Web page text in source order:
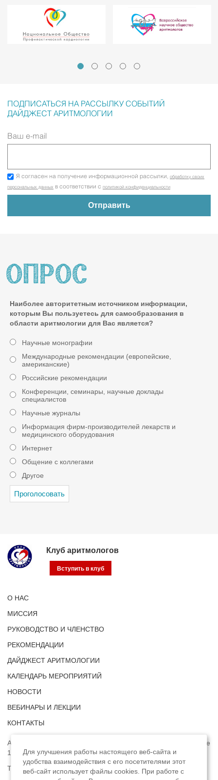
ПОДПИСАТЬСЯ НА РАССЫЛКУ СОБЫТИЙ
ДАЙДЖЕСТ АРИТМОЛОГИИ
Ваш e-mail
Я согласен на получение информационной рассылки, обработку своих
персональных данных в соответствии с политикой конфиденциальности
Наиболее авторитетным источником информации,
которым Вы пользуетесь для самообразования в
области аритмологии для Вас является?
Научные монографии
Международные рекомендации (европейские,
американские)
Российские рекомендации
Конференции, семинары, научные доклады
специалистов
Научные журналы
Информация фирм-производителей лекарств и
медицинского оборудования
Интернет
Общение с коллегами
Другое
Клуб аритмологов
Вступить в клуб
О НАС
МИССИЯ
РУКОВОДСТВО И ЧЛЕНСТВО
РЕКОМЕНДАЦИИ
ДАЙДЖЕСТ АРИТМОЛОГИИ
КАЛЕНДАРЬ МЕРОПРИЯТИЙ
НОВОСТИ
ВЕБИНАРЫ И ЛЕКЦИИ
КОНТАКТЫ
Адрес: г. Москва, ул. Профсоюзная, д. 93А, этаж 4, помещение
1, комната 32.
Телефон:
8 (8422) 33-15-88
Для улучшения работы настоящего веб-сайта и
удобства взаимодействия с его посетителями этот
веб-сайт использует файлы cookies. При работе с